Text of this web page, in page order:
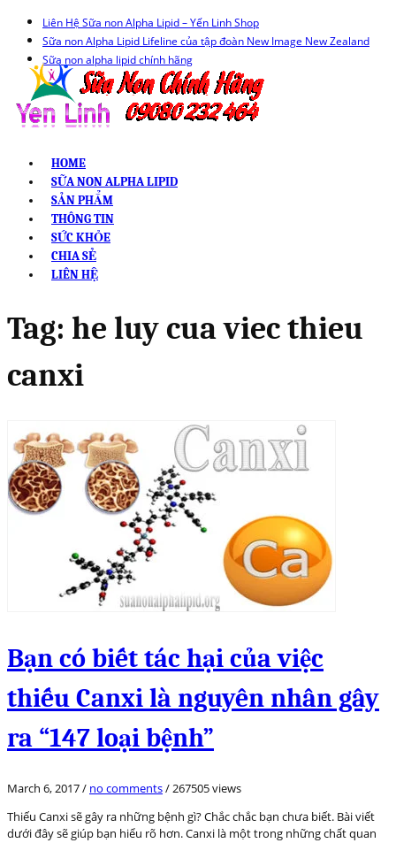
Liên Hệ Sữa non Alpha Lipid – Yến Linh Shop
Sữa non Alpha Lipid Lifeline của tập đoàn New Image New Zealand
Sữa non alpha lipid chính hãng
HOME
SỮA NON ALPHA LIPID
SẢN PHẨM
THÔNG TIN
SỨC KHỎE
CHIA SẺ
LIÊN HỆ
Tag: he luy cua viec thieu
canxi
Bạn có biết tác hại của việc
thiếu Canxi là nguyên nhân gây
ra “147 loại bệnh”
March 6, 2017/ no comments/267505 views
Thiếu Canxi sẽ gây ra những bệnh gì? Chắc chắc bạn chưa biết. Bài viết
dưới đây sẽ giúp bạn hiểu rõ hơn. Canxi là một trong những chất quan